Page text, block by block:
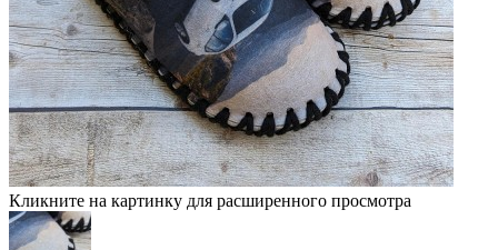
Кликните на картинку для расширенного просмотра